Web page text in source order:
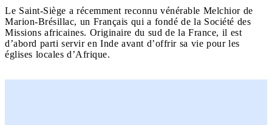
Le Saint-Siège a récemment reconnu vénérable Melchior de
Marion-Brésillac, un Français qui a fondé de la Société des
Missions africaines. Originaire du sud de la France, il est
d’abord parti servir en Inde avant d’offrir sa vie pour les
églises locales d’Afrique.